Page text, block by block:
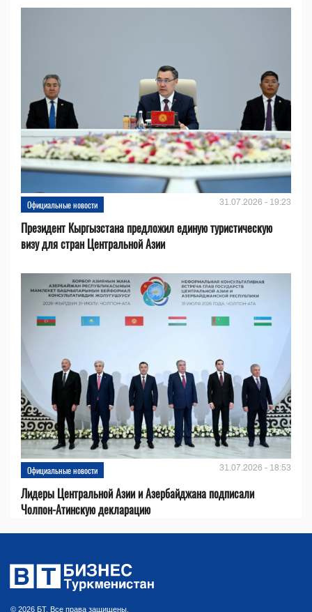
Официальные новости 31.07.2026 - 19:23
Президент Кыргызстана предложил единую туристическую
визу для стран Центральной Азии
Официальные новости 31.07.2026 - 18:53
Лидеры Центральной Азии и Азербайджана подписали
Чолпон-Атинскую декларацию
© 2026 БТ. Все права защищены.